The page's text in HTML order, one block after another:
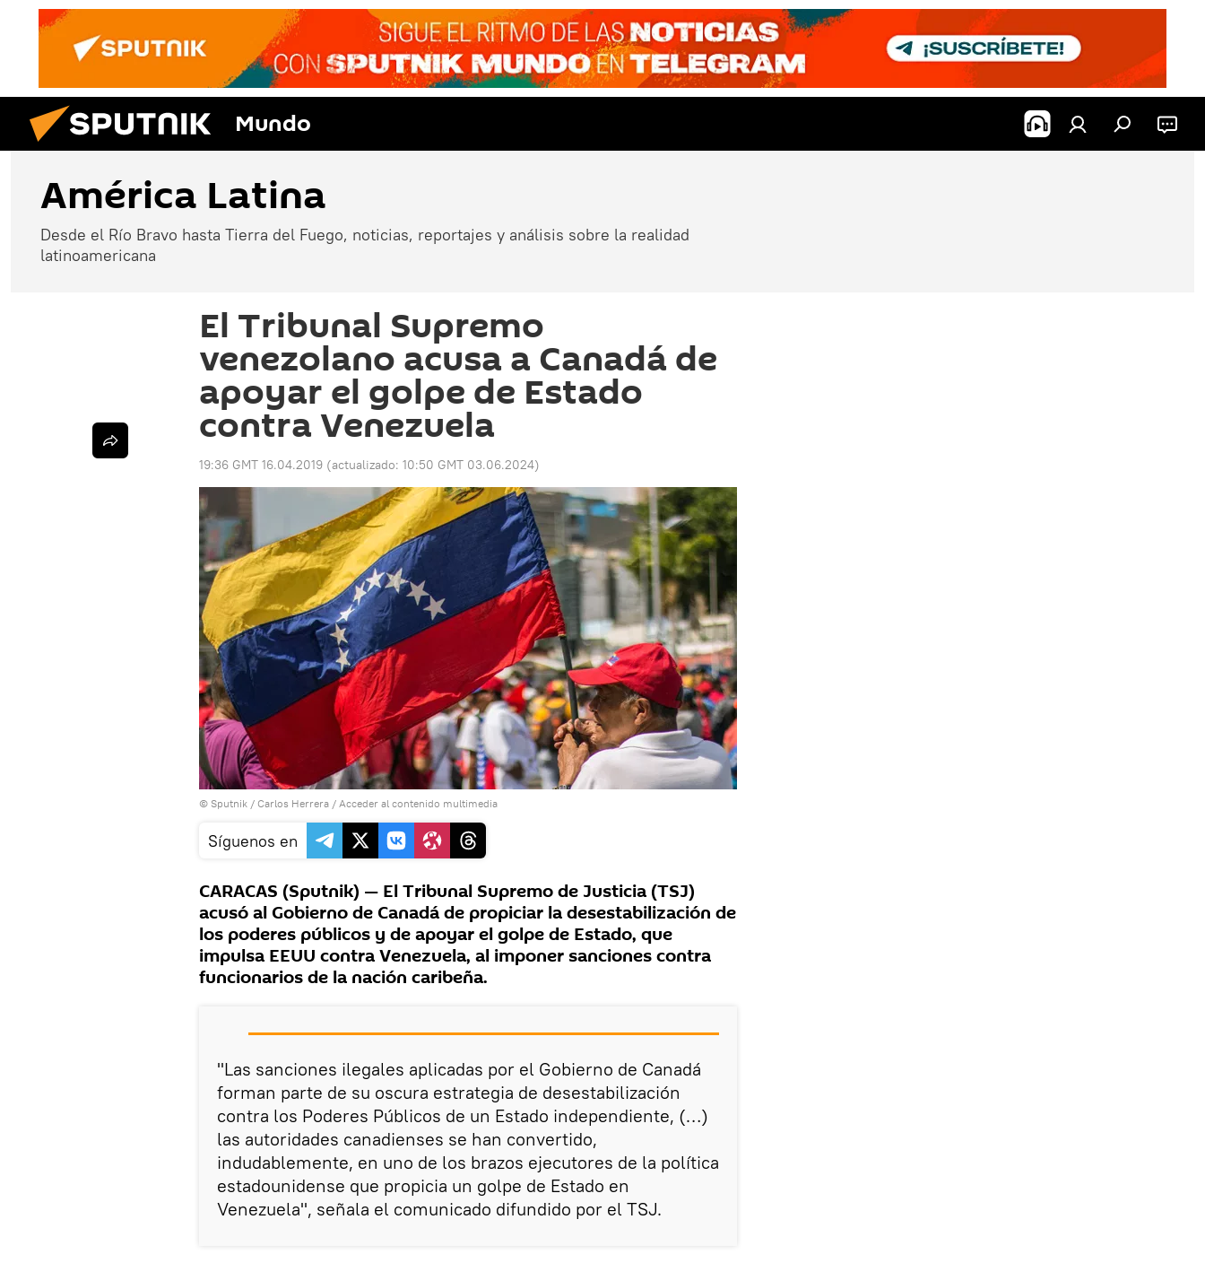
Mundo
América Latina
Desde el Río Bravo hasta Tierra del Fuego, noticias, reportajes y análisis sobre la realidad
latinoamericana
El Tribunal Supremo
venezolano acusa a Canadá de
apoyar el golpe de Estado
contra Venezuela
19:36 GMT 16.04.2019 (actualizado: 10:50 GMT 03.06.2024)
© Sputnik / Carlos Herrera / Acceder al contenido multimedia
Síguenos en
CARACAS (Sputnik) — El Tribunal Supremo de Justicia (TSJ)
acusó al Gobierno de Canadá de propiciar la desestabilización de
los poderes públicos y de apoyar el golpe de Estado, que
impulsa EEUU contra Venezuela, al imponer sanciones contra
funcionarios de la nación caribeña.
"Las sanciones ilegales aplicadas por el Gobierno de Canadá
forman parte de su oscura estrategia de desestabilización
contra los Poderes Públicos de un Estado independiente, (…)
las autoridades canadienses se han convertido,
indudablemente, en uno de los brazos ejecutores de la política
estadounidense que propicia un golpe de Estado en
Venezuela", señala el comunicado difundido por el TSJ.